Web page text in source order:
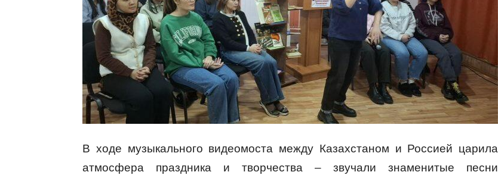
В ходе музыкального видеомоста между Казахстаном и Россией царила
атмосфера праздника и творчества – звучали знаменитые песни